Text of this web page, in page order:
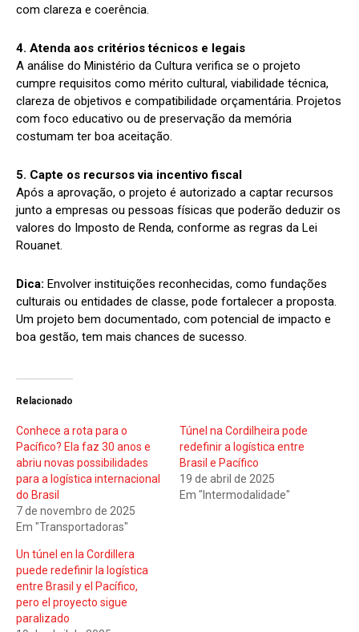
com clareza e coerência.
4. Atenda aos critérios técnicos e legais
A análise do Ministério da Cultura verifica se o projeto
cumpre requisitos como mérito cultural, viabilidade técnica,
clareza de objetivos e compatibilidade orçamentária. Projetos
com foco educativo ou de preservação da memória
costumam ter boa aceitação.
5. Capte os recursos via incentivo fiscal
Após a aprovação, o projeto é autorizado a captar recursos
junto a empresas ou pessoas físicas que poderão deduzir os
valores do Imposto de Renda, conforme as regras da Lei
Rouanet.
Dica: Envolver instituições reconhecidas, como fundações
culturais ou entidades de classe, pode fortalecer a proposta.
Um projeto bem documentado, com potencial de impacto e
boa gestão, tem mais chances de sucesso.
Relacionado
Conhece a rota para o
Pacífico? Ela faz 30 anos e
abriu novas possibilidades
para a logística internacional
do Brasil
7 de novembro de 2025
Em "Transportadoras"
Túnel na Cordilheira pode
redefinir a logística entre
Brasil e Pacífico
19 de abril de 2025
Em "Intermodalidade"
Un túnel en la Cordillera
puede redefinir la logística
entre Brasil y el Pacífico,
pero el proyecto sigue
paralizado